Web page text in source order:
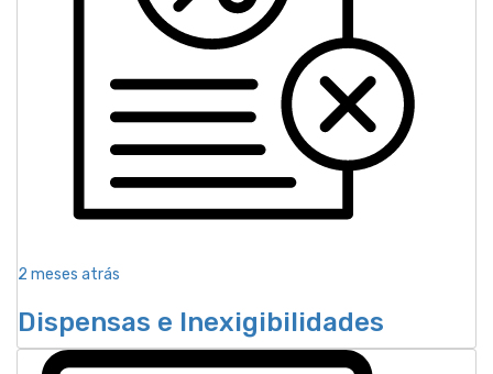
2 meses atrás
Dispensas e Inexigibilidades